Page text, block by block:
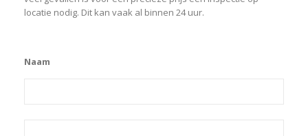
locatie nodig. Dit kan vaak al binnen 24 uur.
Naam